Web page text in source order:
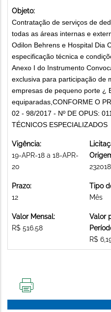
Objeto:
Contratação de serviços de
todas as áreas internas e
Odilon Behrens e Hospital Dia
especificação técnica e
Anexo I do Instrumento
exclusiva para participação de
empresas de pequeno porte ¿
equiparadas,CONFORME O
02 - 98/2017 - Nº DE OPUS:
TÉCNICOS ESPECIALIZADOS
Vigência:
19-APR-18 a 18-APR-
20
Prazo:
12
Tipo
Mês
Valor Mensal:
R$ 516.58
Valor
R$